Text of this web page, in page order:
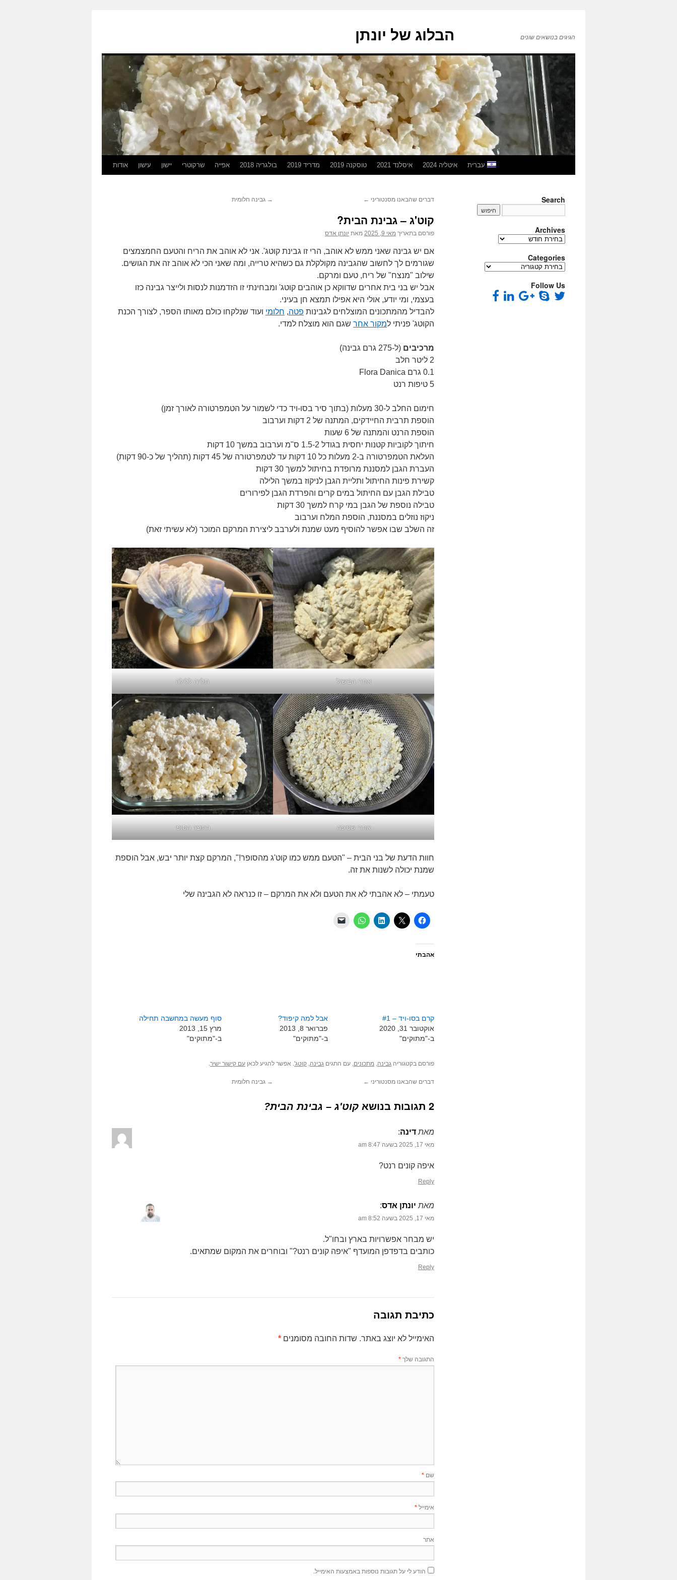
הבלוג של יונתן הגיגים בנושאים שונים
אודות עישון יישון שרקוטרי אפייה בולגריה 2018 מדריד 2019 טוסקנה 2019 איסלנד 2021 איטליה 2024 עברית
→ גבינה חלומית דברים שהבאנו מסנטוריני ←
קוט'ג – גבינת הבית?
פורסם בתאריך מאי 9, 2025 מאת יונתן אדס
אם יש גבינה שאני ממש לא אוהב, הרי זו גבינת קוטג'. אני לא אוהב את הריח והטעם החמצמצים
שגורמים לך לחשוב שהגבינה מקולקלת גם כשהיא טרייה, ומה שאני הכי לא אוהב זה את הגושים.
שילוב "מנצח" של ריח, טעם ומרקם.
אבל יש בני בית אחרים שדווקא כן אוהבים קוטג' ומבחינתי זו הזדמנות לנסות ולייצר גבינה כזו
בעצמי, ומי יודע, אולי היא אפילו תמצא חן בעיני.
להבדיל מהמתכונים המוצלחים לגבינות פטה, חלומי ועוד שנלקחו כולם מאותו הספר, לצורך הכנת
הקוטג' פניתי למקור אחר שגם הוא מוצלח למדי.
מרכיבים (ל-275 גרם גבינה)
2 ליטר חלב
0.1 גרם Flora Danica
5 טיפות רנט
חימום החלב ל-30 מעלות (בתוך סיר בסו-ויד כדי לשמור על הטמפרטורה לאורך זמן)
הוספת תרבית החיידקים, המתנה של 2 דקות וערבוב
הוספת הרנט והמתנה של 6 שעות
חיתוך לקוביות קטנות יחסית בגודל 1.5-2 ס"מ וערבוב במשך 10 דקות
העלאת הטמפרטורה ב-2 מעלות כל 10 דקות עד לטמפרטורה של 45 דקות (תהליך של כ-90 דקות)
העברת הגבן למסננת מרופדת בחיתול למשך 30 דקות
קשירת פינות החיתול ותליית הגבן לניקוז במשך הלילה
טבילת הגבן עם החיתול במים קרים והפרדת הגבן לפירורים
טבילה נוספת של הגבן במי קרח למשך 30 דקות
ניקוז נוזלים במסננת, הוספת המלח וערבוב
זה השלב שבו אפשר להוסיף מעט שמנת ולערבב ליצירת המרקם המוכר (לא עשיתי זאת)
אחרי הבישול תלייה ללילה
אחרי שטיפה התוצר הסופי
חוות הדעת של בני הבית – "הטעם ממש כמו קוט'ג מהסופר!", המרקם קצת יותר יבש, אבל הוספת
שמנת יכולה לשנות את זה.
טעמתי – לא אהבתי לא את הטעם ולא את המרקם – זו כנראה לא הגבינה שלי
אהבתי
קרם בסו-ויד – #1
אוקטובר 31, 2020
ב-"מתוקים"
אבל למה קיפוד?
פברואר 8, 2013
ב-"מתוקים"
סוף מעשה במחשבה תחילה
מרץ 15, 2013
ב-"מתוקים"
פורסם בקטגוריה גבינה, מתכונים, עם התגים גבינה, קוטג'. אפשר להגיע לכאן עם קישור ישיר.
→ גבינה חלומית דברים שהבאנו מסנטוריני ←
2 תגובות בנושא קוט'ג – גבינת הבית?
מאת דינה‏:
מאי 17, 2025 בשעה 8:47 am
איפה קונים רנט?
Reply
מאת יונתן אדס‏:
מאי 17, 2025 בשעה 8:52 am
יש מבחר אפשרויות בארץ ובחו"ל.
כותבים בדפדפן המועדף "איפה קונים רנט?" ובוחרים את המקום שמתאים.
Reply
כתיבת תגובה
האימייל לא יוצג באתר. שדות החובה מסומנים *
התגובה שלך *
שם *
אימייל *
אתר
הודע לי על תגובות נוספות באמצעות האימייל.
Search
Archives
Archives
Categories
Categories
Follow Us